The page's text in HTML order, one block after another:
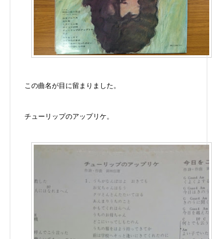
この曲名が目に留まりました。
チューリップのアップリケ。